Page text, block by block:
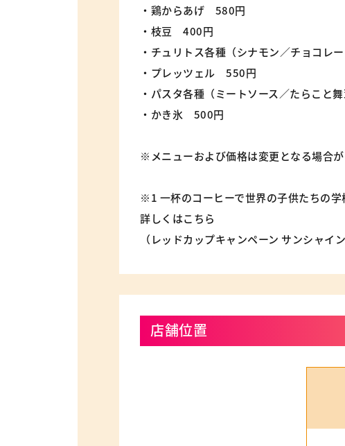
・鶏からあげ 580円
・枝豆 400円
・チュリトス各種（シナモン／チョコレ
・プレッツェル 550円
・パスタ各種（ミートソース／たらこ
・かき氷 500円
※メニューおよび価格は変更となる場合
※1 一杯のコーヒーで世界の子供たちの学
詳しくはこちら
（レッドカップキャンペーン サンシャイ
店舗位置